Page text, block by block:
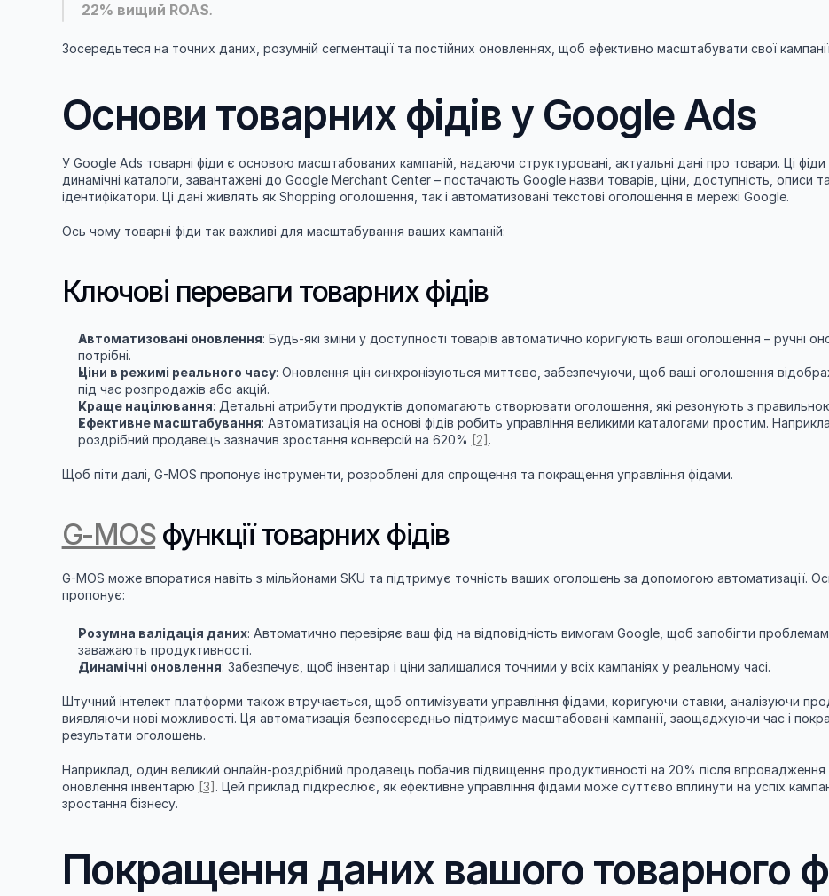
22% вищий ROAS.
Зосередьтеся на точних даних, розумній сегментації та постійних оновленнях, щоб ефективно масштабувати свої
Основи товарних фідів у Google Ads
У Google Ads товарні фіди є основою масштабованих кампаній, надаючи структуровані, актуальні дані про товари. Ці фіди
динамічні каталоги, завантажені до Google Merchant Center – постачають Google назви товарів, ціни, доступність, описи та
ідентифікатори. Ці дані живлять як Shopping оголошення, так і автоматизовані текстові оголошення в мережі Google.
Ось чому товарні фіди так важливі для масштабування ваших кампаній:
Ключові переваги товарних фідів
Автоматизовані оновлення: Будь-які зміни у доступності товарів автоматично коригують ваші оголошення – ручні
потрібні.
Ціни в режимі реального часу: Оновлення цін синхронізуються миттєво, забезпечуючи, щоб ваші оголошення
під час розпродажів або акцій.
Краще націлювання: Детальні атрибути продуктів допомагають створювати оголошення, які резонують з
Ефективне масштабування: Автоматизація на основі фідів робить управління великими каталогами простим.
роздрібний продавець зазначив зростання конверсій на 620% [2] .
Щоб піти далі, G-MOS пропонує інструменти, розроблені для спрощення та покращення управління фідами.
G-MOS функції товарних фідів
G-MOS може впоратися навіть з мільйонами SKU та підтримує точність ваших оголошень за допомогою автоматизації.
пропонує:
Розумна валідація даних: Автоматично перевіряє ваш фід на відповідність вимогам Google, щоб запобігти
заважають продуктивності.
Динамічні оновлення: Забезпечує, щоб інвентар і ціни залишалися точними у всіх кампаніях у реальному часі.
Штучний інтелект платформи також втручається, щоб оптимізувати управління фідами, коригуючи ставки, аналізуючи
виявляючи нові можливості. Ця автоматизація безпосередньо підтримує масштабовані кампанії, заощаджуючи час і
результати оголошень.
Наприклад, один великий онлайн-роздрібний продавець побачив підвищення продуктивності на 20% після впровадження
оновлення інвентарю [3] . Цей приклад підкреслює, як ефективне управління фідами може суттєво вплинути на успіх
зростання бізнесу.
Покращення даних вашого товарного